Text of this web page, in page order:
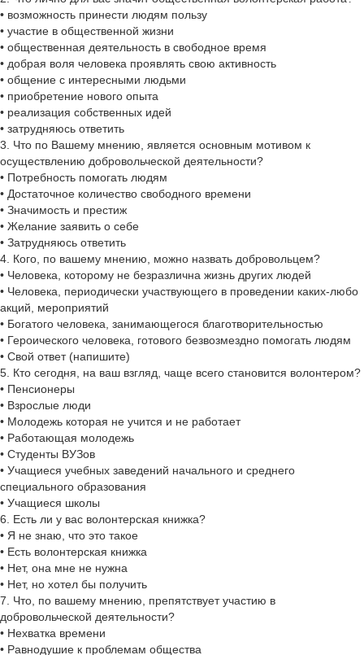
• возможность принести людям пользу
• участие в общественной жизни
• общественная деятельность в свободное время
• добрая воля человека проявлять свою активность
• общение с интересными людьми
• приобретение нового опыта
• реализация собственных идей
• затрудняюсь ответить
3. Что по Вашему мнению, является основным мотивом к
осуществлению добровольческой деятельности?
• Потребность помогать людям
• Достаточное количество свободного времени
• Значимость и престиж
• Желание заявить о себе
• Затрудняюсь ответить
4. Кого, по вашему мнению, можно назвать добровольцем?
• Человека, которому не безразлична жизнь других людей
• Человека, периодически участвующего в проведении каких-любо
акций, мероприятий
• Богатого человека, занимающегося благотворительностью
• Героического человека, готового безвозмездно помогать людям
• Свой ответ (напишите)
5. Кто сегодня, на ваш взгляд, чаще всего становится волонтером?
• Пенсионеры
• Взрослые люди
• Молодежь которая не учится и не работает
• Работающая молодежь
• Студенты ВУЗов
• Учащиеся учебных заведений начального и среднего
специального образования
• Учащиеся школы
6. Есть ли у вас волонтерская книжка?
• Я не знаю, что это такое
• Есть волонтерская книжка
• Нет, она мне не нужна
• Нет, но хотел бы получить
7. Что, по вашему мнению, препятствует участию в
добровольческой деятельности?
• Нехватка времени
• Равнодушие к проблемам общества